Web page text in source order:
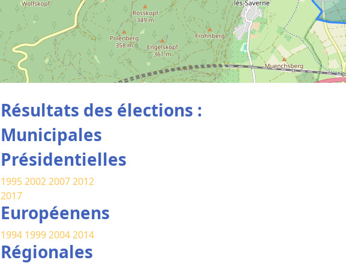
Résultats des élections :
Municipales
Présidentielles
1995200220072012
2017
Européenens
1994 199920042014
Régionales